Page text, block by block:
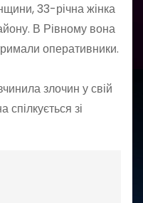
33-річна жінка
В Рівному вона
оперативники.
злочин у свій
зі